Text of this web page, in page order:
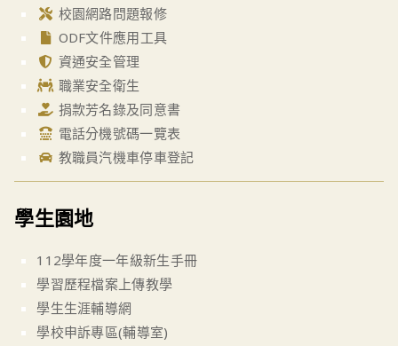
校園網路問題報修
ODF文件應用工具
資通安全管理
職業安全衛生
捐款芳名錄及同意書
電話分機號碼一覽表
教職員汽機車停車登記
學生園地
112學年度一年級新生手冊
學習歷程檔案上傳教學
學生生涯輔導網
學校申訴專區(輔導室)